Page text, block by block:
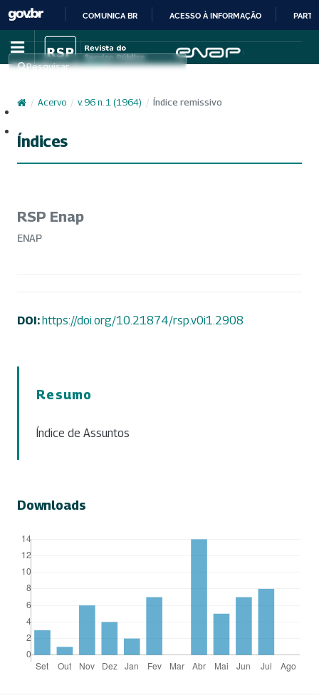
IR
PARA
CONTEÚDO
COMUNICA BR ACESSO À INFORMAÇÃO
Pesquisar
Acesso
/ Acervo / v. 96 n. 1 (1964) / Índice remissivo
Índices
RSP Enap
ENAP
DOI:https://doi.org/10.21874/rsp.v0i1.2908
Resumo
Índice de Assuntos
Downloads